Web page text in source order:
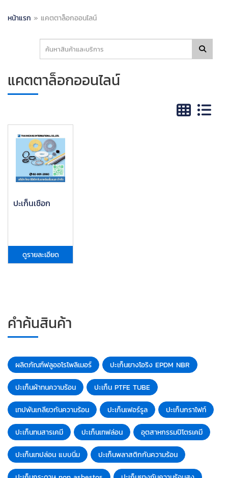
หน้าแรก » แคตตาล็อกออนไลน์
แคตตาล็อกออนไลน์
ปะเก็นเชือก
ดูรายละเอียด
คำค้นสินค้า
ผลิตภัณฑ์ฟลูออโรโพลิเมอร์ ปะเก็นยางโอริง EPDM NBR
ปะเก็นผ้าทนความร้อน ปะเก็น PTFE TUBE
เทปพันเกลียวกันความร้อน ปะเก็นเฟอร์รูล ปะเก็นกราไฟท์
ปะเก็นทนสารเคมี ปะเก็นเทฟล่อน อุตสาหกรรมปิโตรเคมี
ปะเก็นเทปล่อน แบบนิ่ม ปะเก็นพลาสติกกันความร้อน